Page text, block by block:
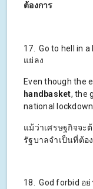
ต้องการ
17. Go to hell in
แย่ลง
Even though the
handbasket, the
national lockdown.
แม้ว่าเศรษฐกิจจะ
รัฐบาลจำเป็นที่ต้อ
18. God forbid อ